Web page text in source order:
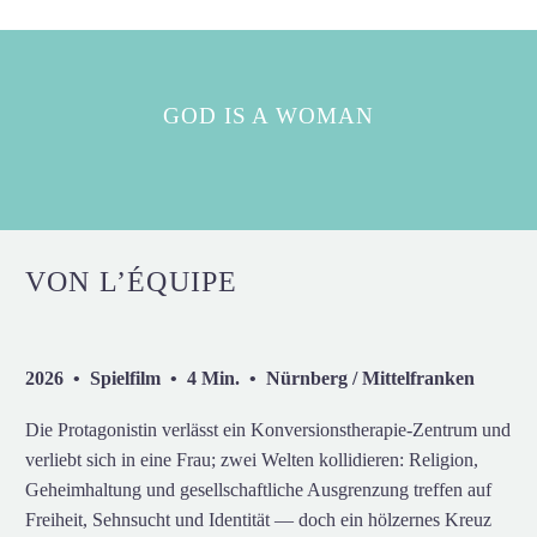
GOD IS A WOMAN
VON L’ÉQUIPE
2026 • Spielfilm • 4 Min. • Nürnberg / Mittelfranken
Die Protagonistin verlässt ein Konversionstherapie-Zentrum und
verliebt sich in eine Frau; zwei Welten kollidieren: Religion,
Geheimhaltung und gesellschaftliche Ausgrenzung treffen auf
Freiheit, Sehnsucht und Identität — doch ein hölzernes Kreuz